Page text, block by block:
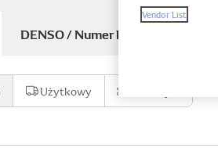
DENSO / Numer katalogowy OE
Użytkowy
Vendor List